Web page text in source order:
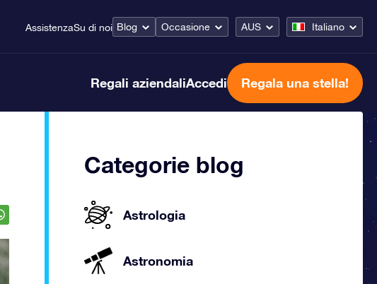
AssistenzaSu di noi Blog Occasione AUS Italiano
Regali aziendaliAccedi Regala una stella!
Categorie blog
Astrologia
Astronomia